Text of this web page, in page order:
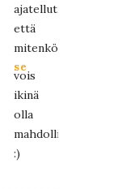
ajatellut,
että
mitenköhän
se
vois
ikinä
olla
mahdollista
:)